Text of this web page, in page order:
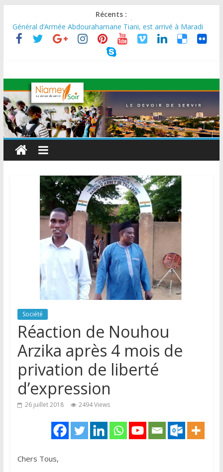
Récents :
MARADI : Le Président de la République, Chef de l’État, S.E le
Général d’Armée Abdourahamane Tiani, est arrivé à Maradi
pour la célébration de la 3ᵉ édition de la Journée Nationale de
FINANCEMENT DE 80 MILLIONS D’EUROS POUR
RENFORCER LES CHAÎNES DE VALEUR ALIMENTAIRES,
ÉNERGÉTIQUES ET AGRICOLES EN AFRIQUE DE L’OUEST
SEMAINE DU KAWAR 2026: Le Ministre de l’Intérieur, le
Général de Division Mohamed TOUMBA a reçu en audience
son homologue du Burkina Faso et délégation du Kawar.
BANQUE MONDIALE : L’IA offre un levier vital aux économies
en développement en panne de croissance (Communiqué)
ministres en charge de l’Environnement du Burkina Faso et du
Société
Réaction de Nouhou
Arzika après 4 mois de
privation de liberté
d’expression
26 juillet 2018 2494 Views
Chers Tous,